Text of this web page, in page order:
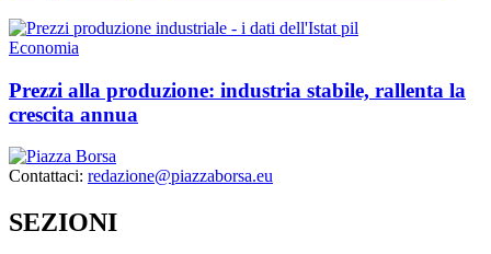
Economia
Prezzi alla produzione: industria stabile, rallenta la
crescita annua
Contattaci: redazione@piazzaborsa.eu
SEZIONI